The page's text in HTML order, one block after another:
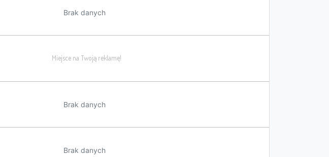
Brak danych
Brak danych
Brak danych